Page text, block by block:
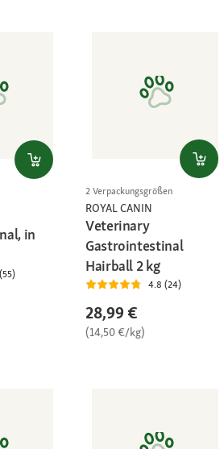
in
2 Verpackungsgrößen
ROYAL CANIN
Veterinary
Gastrointestinal
Hairball 2 kg
4.8 (24)
28,99 €
(14,50 €/kg)